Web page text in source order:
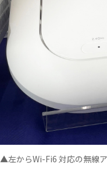
▲左からWi-Fi6 対応の無線